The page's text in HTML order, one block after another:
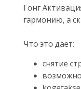
Гонг
гармонию, а
Что это дает:
снятие